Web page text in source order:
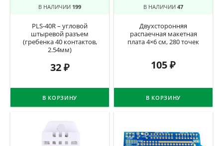
В НАЛИЧИИ 199
PLS-40R – угловой
штыревой разъем
(гребенка 40 контактов,
2.54мм)
32₽
В КОРЗИНУ
В НАЛИЧИИ 47
Двухсторонняя
распаечная макетная
плата 4×6 см, 280 точек
105₽
В КОРЗИНУ